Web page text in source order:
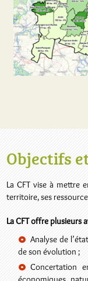
Objectifs
La CFT vise à mettre
territoire, ses
La CFT offre plusieurs
Analyse de
de son évolution ;
Concertation